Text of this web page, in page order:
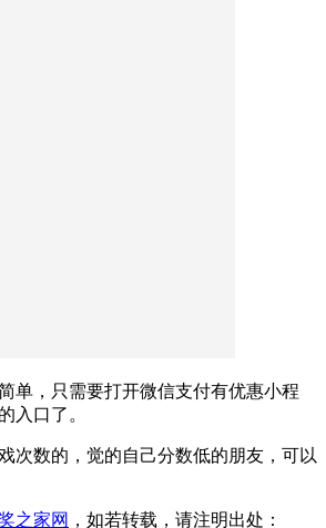
单，只需要打开微信支付有优惠小程
入口了。
次数的，觉的自己分数低的朋友，可以
之家网 ，如若转载，请注明出处：